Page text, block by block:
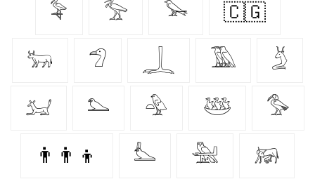
𓅝 𓅡 𓅨 🇨🇬
𓃒 𓅿 𓆆 𓅀 𓄄
𓃫 𓅌 𓅲 𓅸 𓅜
👨‍👨‍👦 𓅏 𓅖 𓃖